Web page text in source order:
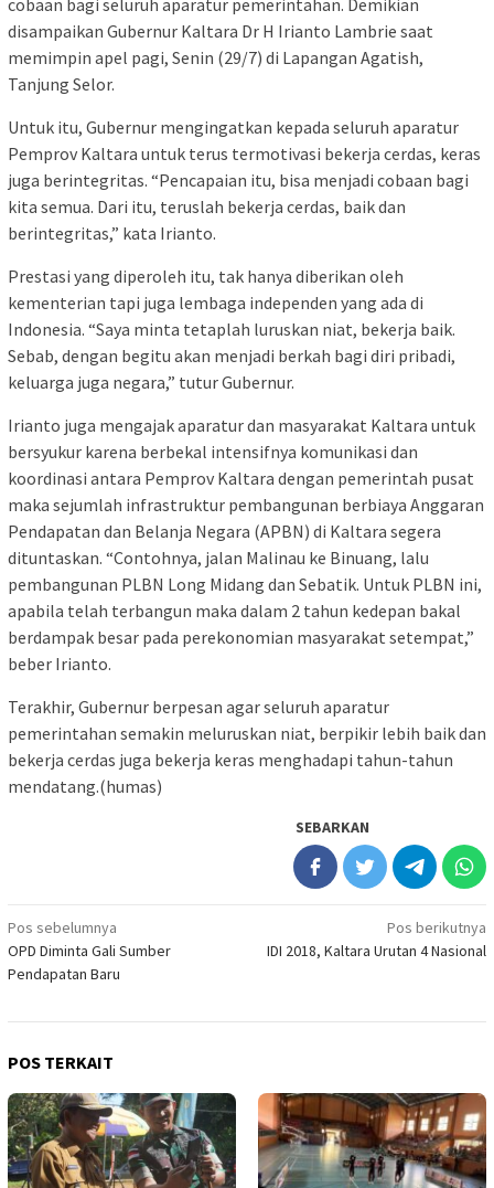
cobaan bagi seluruh aparatur pemerintahan. Demikian
disampaikan Gubernur Kaltara Dr H Irianto Lambrie saat
memimpin apel pagi, Senin (29/7) di Lapangan Agatish,
Tanjung Selor.
Untuk itu, Gubernur mengingatkan kepada seluruh aparatur
Pemprov Kaltara untuk terus termotivasi bekerja cerdas, keras
juga berintegritas. “Pencapaian itu, bisa menjadi cobaan bagi
kita semua. Dari itu, teruslah bekerja cerdas, baik dan
berintegritas,” kata Irianto.
Prestasi yang diperoleh itu, tak hanya diberikan oleh
kementerian tapi juga lembaga independen yang ada di
Indonesia. “Saya minta tetaplah luruskan niat, bekerja baik.
Sebab, dengan begitu akan menjadi berkah bagi diri pribadi,
keluarga juga negara,” tutur Gubernur.
Irianto juga mengajak aparatur dan masyarakat Kaltara untuk
bersyukur karena berbekal intensifnya komunikasi dan
koordinasi antara Pemprov Kaltara dengan pemerintah pusat
maka sejumlah infrastruktur pembangunan berbiaya Anggaran
Pendapatan dan Belanja Negara (APBN) di Kaltara segera
dituntaskan. “Contohnya, jalan Malinau ke Binuang, lalu
pembangunan PLBN Long Midang dan Sebatik. Untuk PLBN ini,
apabila telah terbangun maka dalam 2 tahun kedepan bakal
berdampak besar pada perekonomian masyarakat setempat,”
beber Irianto.
Terakhir, Gubernur berpesan agar seluruh aparatur
pemerintahan semakin meluruskan niat, berpikir lebih baik dan
bekerja cerdas juga bekerja keras menghadapi tahun-tahun
mendatang.(humas)
SEBARKAN
Navigasi
pos
Pos sebelumnya
OPD Diminta Gali Sumber
Pendapatan Baru
Pos berikutnya
IDI 2018, Kaltara Urutan 4 Nasional
POS TERKAIT